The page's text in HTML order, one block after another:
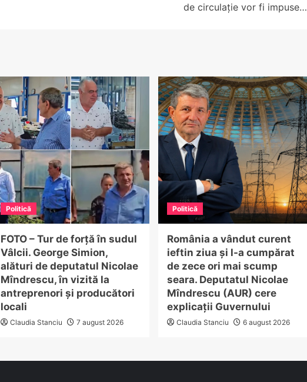
de circulație vor fi impuse…
Politică
FOTO – Tur de forță în sudul
Vâlcii. George Simion,
alături de deputatul Nicolae
Mîndrescu, în vizită la
antreprenori și producători
locali
Claudia Stanciu 7 august 2026
Politică
România a vândut curent
ieftin ziua și l-a cumpărat
de zece ori mai scump
seara. Deputatul Nicolae
Mîndrescu (AUR) cere
explicații Guvernului
Claudia Stanciu 6 august 2026